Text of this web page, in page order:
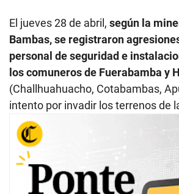
El jueves 28 de abril, según la
Bambas, se registraron
personal de seguridad e
los comuneros de Fuerabamba y
(Challhuahuacho, Cotabambas,
intento por invadir los terrenos de